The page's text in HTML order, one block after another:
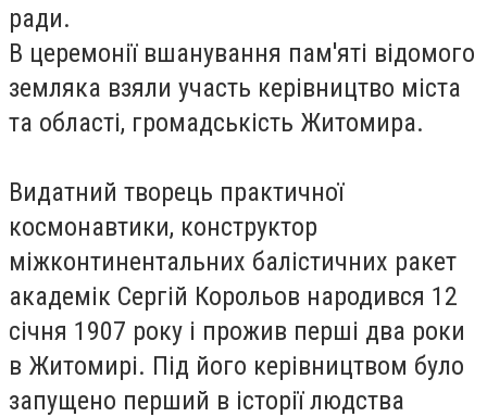
ради.
В церемонії вшанування пам'яті відомого
земляка взяли участь керівництво міста
та області, громадськість Житомира.
Видатний творець практичної
космонавтики, конструктор
міжконтинентальних балістичних ракет
академік Сергій Корольов народився 12
січня 1907 року і прожив перші два роки
в Житомирі. Під його керівництвом було
запущено перший в історії людства